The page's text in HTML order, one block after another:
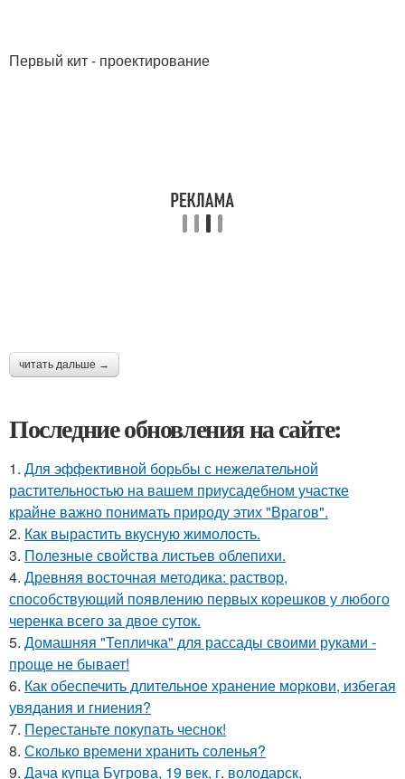
Первый кит - проектирование
читать дальше →
Последние обновления на сайте:
1. Для эффективной борьбы с нежелательной
растительностью на вашем приусадебном участке
крайне важно понимать природу этих "Врагов".
2. Как вырастить вкусную жимолость.
3. Полезные свойства листьев облепихи.
4. Древняя восточная методика: раствор,
способствующий появлению первых корешков у любого
черенка всего за двое суток.
5. Домашняя "Тепличка" для рассады своими руками -
проще не бывает!
6. Как обеспечить длительное хранение моркови, избегая
увядания и гниения?
7. Перестаньте покупать чеснок!
8. Сколько времени хранить соленья?
9. Дача купца Бугрова, 19 век, г. володарск,